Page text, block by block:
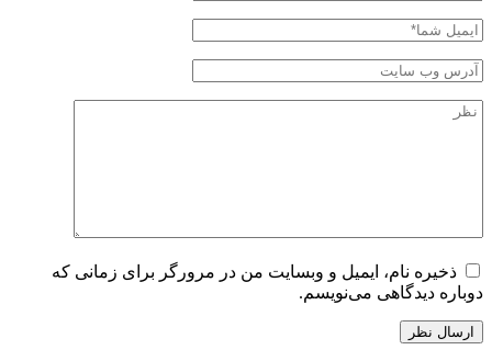
ذخیره نام، ایمیل و وبسایت من در مرورگر برای زمانی که
دوباره دیدگاهی می‌نویسم.